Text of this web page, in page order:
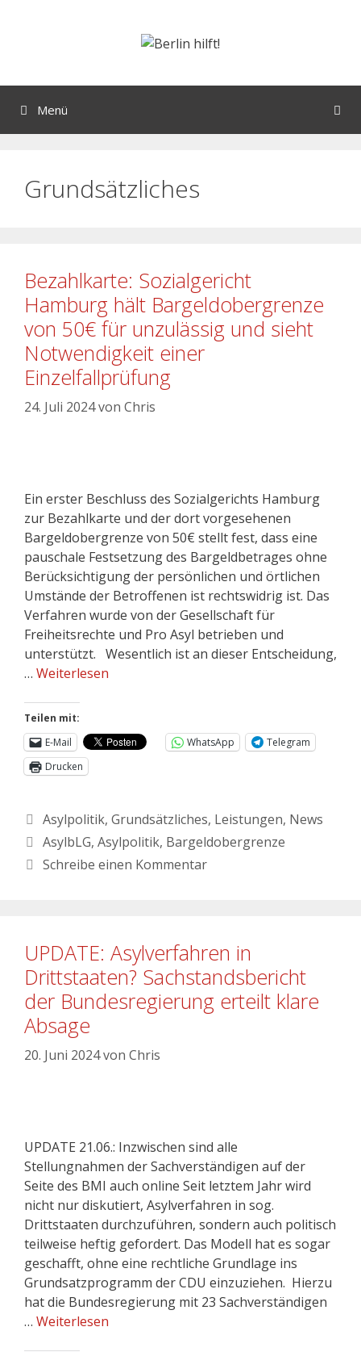
Menü
Grundsätzliches
Bezahlkarte: Sozialgericht
Hamburg hält Bargeldobergrenze
von 50€ für unzulässig und sieht
Notwendigkeit einer
Einzelfallprüfung
24. Juli 2024von Chris
Ein erster Beschluss des Sozialgerichts Hamburg
zur Bezahlkarte und der dort vorgesehenen
Bargeldobergrenze von 50€ stellt fest, dass eine
pauschale Festsetzung des Bargeldbetrages ohne
Berücksichtigung der persönlichen und örtlichen
Umstände der Betroffenen ist rechtswidrig ist. Das
Verfahren wurde von der Gesellschaft für
Freiheitsrechte und Pro Asyl betrieben und
unterstützt. Wesentlich ist an dieser Entscheidung,
… Weiterlesen
Teilen mit:
E-Mail
WhatsApp
Telegram
Drucken
Asylpolitik, Grundsätzliches, Leistungen, News
AsylbLG, Asylpolitik, Bargeldobergrenze
Schreibe einen Kommentar
UPDATE: Asylverfahren in
Drittstaaten? Sachstandsbericht
der Bundesregierung erteilt klare
Absage
20. Juni 2024von Chris
UPDATE 21.06.: Inzwischen sind alle
Stellungnahmen der Sachverständigen auf der
Seite des BMI auch online Seit letztem Jahr wird
nicht nur diskutiert, Asylverfahren in sog.
Drittstaaten durchzuführen, sondern auch politisch
teilweise heftig gefordert. Das Modell hat es sogar
geschafft, ohne eine rechtliche Grundlage ins
Grundsatzprogramm der CDU einzuziehen. Hierzu
hat die Bundesregierung mit 23 Sachverständigen
… Weiterlesen